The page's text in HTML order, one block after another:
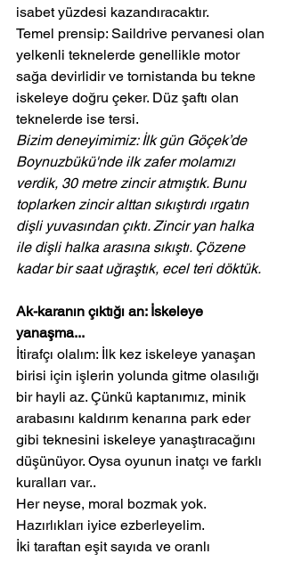
isabet yüzdesi kazandıracaktır.
Temel prensip: Saildrive pervanesi olan
yelkenli teknelerde genellikle motor
sağa devirlidir ve tornistanda bu tekne
iskeleye doğru çeker. Düz şaftı olan
teknelerde ise tersi.
Bizim deneyimimiz: İlk gün Göçek’de
Boynuzbükü'nde ilk zafer molamızı
verdik, 30 metre zincir atmıştık. Bunu
toplarken zincir alttan sıkıştırdı ırgatın
dişli yuvasından çıktı. Zincir yan halka
ile dişli halka arasına sıkıştı. Çözene
kadar bir saat uğraştık, ecel teri döktük.
Ak-karanın çıktığı an: İskeleye
yanaşma...
İtirafçı olalım: İlk kez iskeleye yanaşan
birisi için işlerin yolunda gitme olasılığı
bir hayli az. Çünkü kaptanımız, minik
arabasını kaldırım kenarına park eder
gibi teknesini iskeleye yanaştıracağını
düşünüyor. Oysa oyunun inatçı ve farklı
kuralları var..
Her neyse, moral bozmak yok.
Hazırlıkları iyice ezberleyelim.
İki taraftan eşit sayıda ve oranlı